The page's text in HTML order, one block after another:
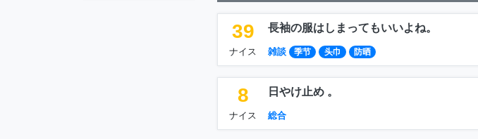
39
ナイス
長袖の服はしまってもいいよね。
雑談 季节 头巾 防晒
8
ナイス
日やけ止め 。
総合